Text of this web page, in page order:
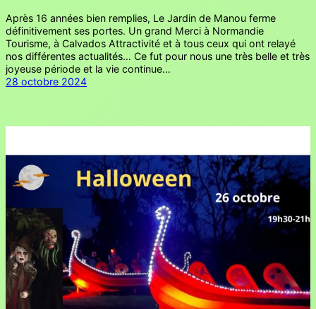
Après 16 années bien remplies, Le Jardin de Manou ferme
définitivement ses portes. Un grand Merci à Normandie
Tourisme, à Calvados Attractivité et à tous ceux qui ont relayé
nos différentes actualités… Ce fut pour nous une très belle et très
joyeuse période et la vie continue…
28 octobre 2024